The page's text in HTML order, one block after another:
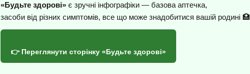
«Будьте здорові»є зручні інфографіки — базова аптечка,
засоби від різних симптомів, все що може знадобитися вашій родині 🏥
👉 Переглянути сторінку «Будьте здорові»